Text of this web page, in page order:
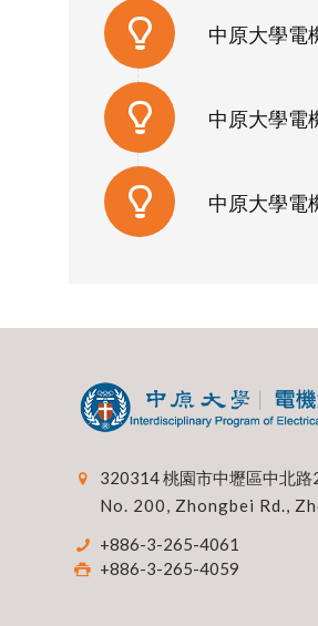
中原大學電
中原大學電
中原大學電
320314 桃園市中壢區中北路
No. 200, Zhongbei Rd.,
+886-3-265-4061
+886-3-265-4059